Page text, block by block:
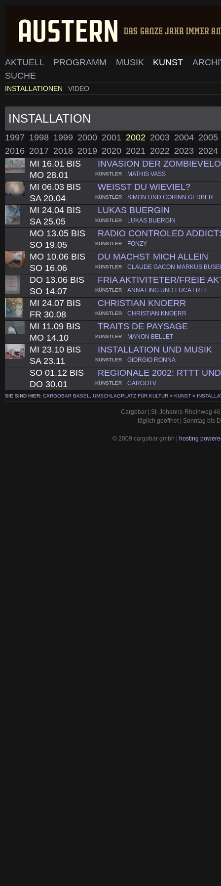
AKTUELL PROGRAMM MUSIK KUNST
SUCHE
INSTALLATIONEN VIDEO
INSTALLATION
1997 1998 1999 2000 2001 2002 2003 2004 2005
2016 2017 2018 2019 2020 2021 2022 2023 2024
MI 16.01 BIS
MO 28.01
INVASION DER
KÜNSTLER MATHIS VASS
MI 06.03 BIS
SA 20.04
WEISST DU WIEVIEL?
KÜNSTLER SIMON UND CORINN GERBER
MI 24.04 BIS
SA 25.05
LUKAS BUERGIN
KÜNSTLER LUKAS BUERGIN
MO 13.05 BIS
SO 19.05
RADIO CONTROLED
KÜNSTLER FONZY
MO 10.06 BIS
SO 16.06
DU MACHST MICH ALLEIN
KÜNSTLER CLAUDE GACON MARKUS
DO 13.06 BIS
SO 14.07
FRIA AKTIVITETER/FREIE
KÜNSTLER ANNA LING UND LUCA FREI
MI 24.07 BIS
FR 30.08
CHRISTIAN KNOERR
KÜNSTLER CHRISTIAN KNOERR
MI 11.09 BIS
MO 14.10
TRAITS DE PAYSAGE
KÜNSTLER MANON BELLET
MI 23.10 BIS
SA 23.11
INSTALLATION UND MUSIK
KÜNSTLER GIORGIO RONNA
SO 01.12 BIS
DO 30.01
REGIONALE 2002: RTTT
KÜNSTLER CARGOTV
SIE SIND HIER: CARGOBAR BASEL, UMSCHLAGPLATZ FÜR KULTUR > KUNST >
Cargobar | St. Johanns-Rheinweg
täglich geöffnet | Sonntag bis
© 2009 cargobar gmbh | hosting